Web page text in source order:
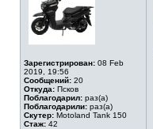
Зарегистрирован: 08 Feb
2019, 19:56
Сообщений: 20
Откуда: Псков
Поблагодарил: раз(а)
Поблагодарили: раз(а)
Скутер: Motoland Tank 150
Стаж: 42